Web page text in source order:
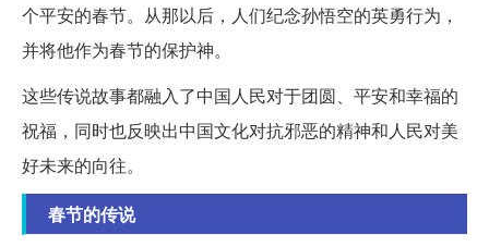
个平安的春节。从那以后，人们纪念孙悟空的英勇行为，
并将他作为春节的保护神。
这些传说故事都融入了中国人民对于团圆、平安和幸福的
祝福，同时也反映出中国文化对抗邪恶的精神和人民对美
好未来的向往。
春节的传说